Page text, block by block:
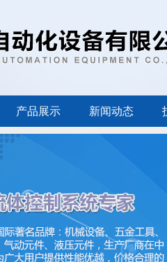
产品展示 新闻动态